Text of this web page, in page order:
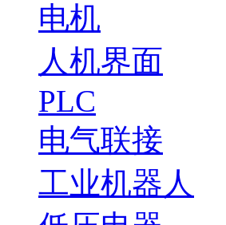
电机
人机界面
PLC
电气联接
工业机器人